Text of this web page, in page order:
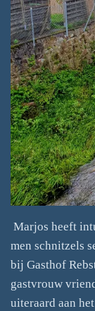
Marjos heeft
men schnitzels
bij Gasthof
gastvrouw
uiteraard aan